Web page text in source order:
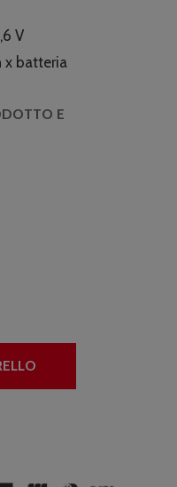
V
x batteria
E